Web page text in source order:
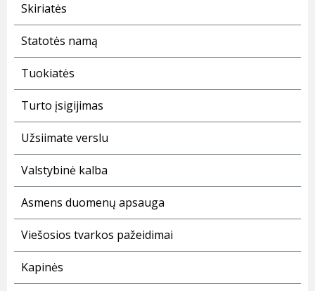
Skiriatės
Statotės namą
Tuokiatės
Turto įsigijimas
Užsiimate verslu
Valstybinė kalba
Asmens duomenų apsauga
Viešosios tvarkos pažeidimai
Kapinės